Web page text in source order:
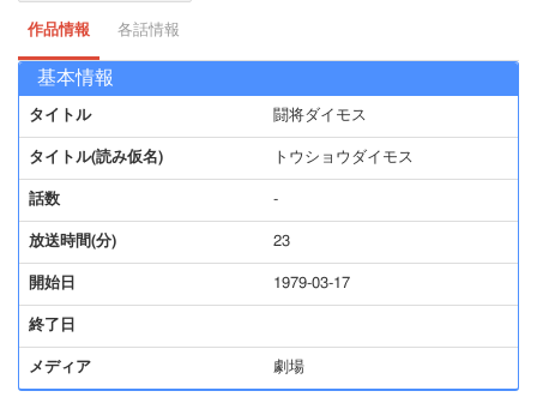
作品情報 各話情報
基本情報
タイトル 闘将ダイモス
タイトル(読み仮名) トウショウダイモス
話数 -
放送時間(分) 23
開始日 1979-03-17
終了日
メディア 劇場